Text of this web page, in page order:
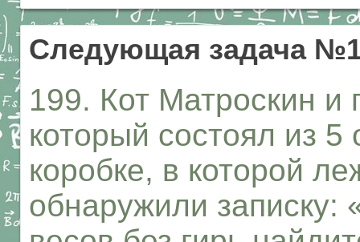
Следующая задача
199. Кот Матроскин
который состоял из
коробке, в которой
обнаружили